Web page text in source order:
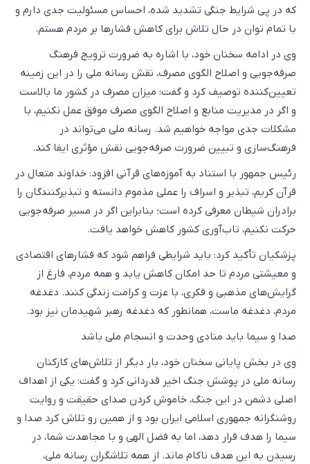
که در پی شرایط جنگی تشدید شده، احساس مسئولیت جدی دارم و
با تمام توان در حال تلاش برای کاهش فشارها بر مردم هستم.
وی در ادامه سخنان خود، با اشاره به ضرورت ترویج فرهنگ
صرفه‌جویی و اصلاح الگوی مصرف، نقش رسانه ملی را در این زمینه
تعیین‌کننده توصیف کرد و گفت: میزان مصرف در کشور ما بالاست
و اگر در مدیریت منابع و اصلاح الگوی مصرف موفق عمل نکنیم، با
مشکلات جدی مواجه خواهیم شد. رسانه ملی می‌تواند در
فرهنگ‌سازی و تبیین ضرورت صرفه‌جویی نقش مؤثری ایفا کند.
رئیس جمهور با استناد به آموزه‌های قرآنی افزود: خداوند متعال در
قرآن کریم، تبذیر و اسراف را عملی مذموم دانسته و تبذیرکنندگان را
برادران شیطان معرفی کرده است؛ بنابراین اگر در مسیر صرفه‌جویی
حرکت نکنیم، تاب‌آوری کشور کاهش خواهد یافت.
پزشکیان تأکید کرد: باید شرایطی فراهم شود که فشارهای اقتصادی
و معیشتی مردم تا حد امکان کاهش یابد و همه مردم، فارغ از
گرایش‌های مذهبی و فکری، با عزت و کرامت زندگی کنند. دغدغه
مردم، دغدغه ماست، همانطور که دغدغه رهبر شهیدمان نیز بود.
صدا و سیما باید منادی وحدت و انسجام ملی باشد
وی در بخش پایانی سخنان خود، بار دیگر از تلاش‌های کارکنان
رسانه ملی در پوشش جنگ اخیر قدردانی کرد و گفت: یکی از اهداف
اصلی دشمن در این جنگ، خاموش کردن صدای حقیقت و روایت
روشنگرانه جمهوری اسلامی ایران بود و از همین رو تلاش کرد صدا و
سیما را هدف قرار دهد، اما به فضل الهی و با مجاهدت شما، در
رسیدن به این هدف ناکام ماند. از همه تلاشگران رسانه ملی،